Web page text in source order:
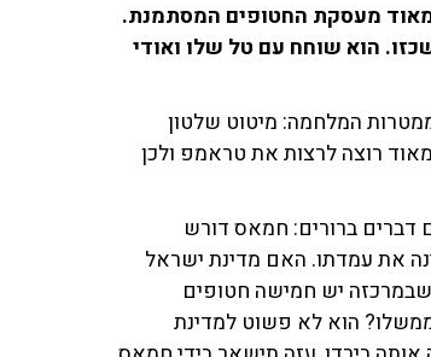
מאוד מעסקת החטופים המסתמנת.
הוא שוחח עם טל שלו ואודי
המלחמה: מיטוט שלטון
רוצה לרצות את טראמפ ולכן
דברים ברורים: חמאס דורש
את עמדתו. האם מדינת ישראל
שבמרכזה יש חמישה חטופים
הוא לא פשוט למדינת